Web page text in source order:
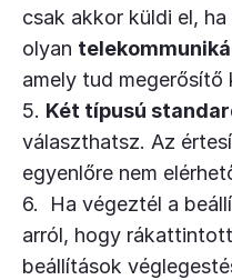
csak akkor küldi el,
olyan
amely tud megerősítő
5. Két típusú
választhatsz. Az
egyenlőre nem
6. Ha végeztél a
arról, hogy
beállítások